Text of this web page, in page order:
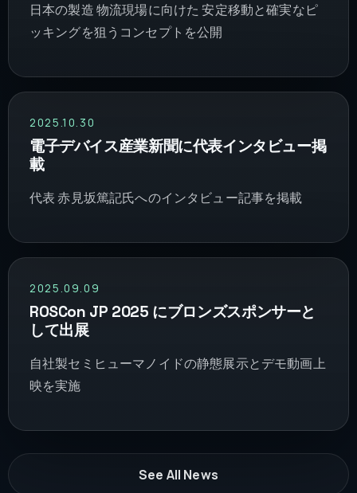
日本の製造 物流現場に向けた 安定移動と確実なピ
ッキングを狙うコンセプトを公開
2025.10.30
電子デバイス産業新聞に代表インタビュー掲
載
代表 赤見坂篤記氏へのインタビュー記事を掲載
2025.09.09
ROSCon JP 2025 にブロンズスポンサーと
して出展
自社製セミヒューマノイドの静態展示とデモ動画上
映を実施
See All News